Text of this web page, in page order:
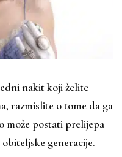
nakit koji želite
razmislite o tome da ga
može postati prelijepa
generacije.